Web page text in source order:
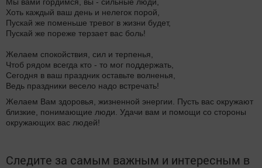
Хоть каждый ваш день и нелегок порой,
Пускай же поменьше тревог в жизни будет,
Пускай же пореже терзает вас боль!
Желаем спокойствия, сил и терпенья,
Чтоб рядом всегда кто - то мог поддержать,
Сегодня в ваш праздник оставьте волненья,
Ведь праздники весело надо встречать!
Желаем Вам здоровья, жизненной энергии. Пусть вас окружают
близкие, понимающие люди. Удачи вам и помощи со стороны
окружающих вас людей!
Следите за самым важным и интересным в